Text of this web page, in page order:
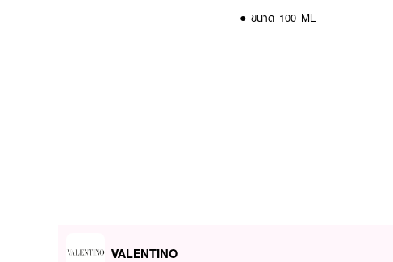
● ขนาด 100 ML
VALENTINO